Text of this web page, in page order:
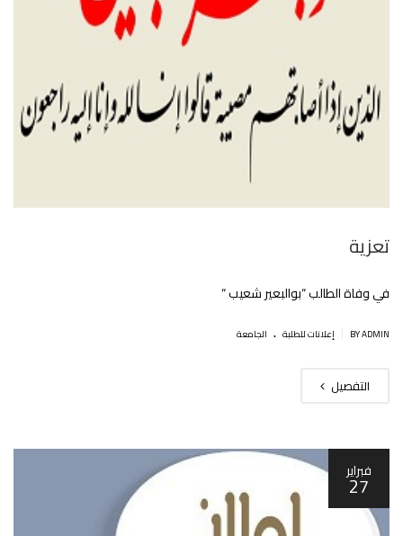
تعزية
في وفاة الطالب “بوالبعير شعيب “
BY ADMIN إعلانات للطلبة . الجامعة
التفصيل
فبراير
27